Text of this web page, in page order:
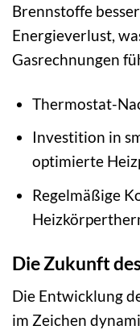
Brennstoffe
Energieverlust,
Gasrechnungen
Thermostat-
Investition in
optimierte
Regelmäßige
Die Zukunft
Die Entwicklung
im Zeichen